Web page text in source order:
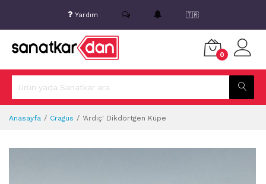
Yardım 🇹🇷
0
Anasayfa Cragus 'Ardıç' Dikdörtgen Küpe